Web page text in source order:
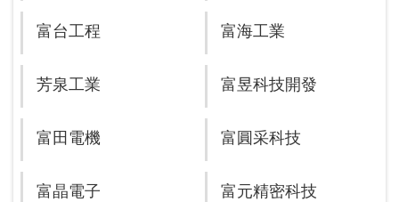
富台工程 富海工業
芳泉工業 富昱科技開發
富田電機 富圓采科技
富晶電子 富元精密科技